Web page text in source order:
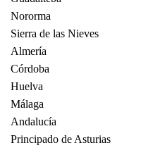
Nororma
Sierra de las Nieves
Almería
Córdoba
Huelva
Málaga
Andalucía
Principado de Asturias